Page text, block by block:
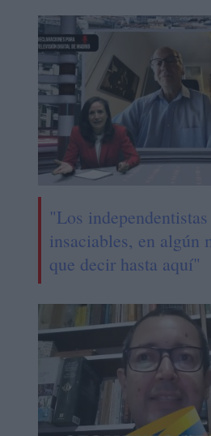
"Los
insaciables, en algún
que decir hasta aquí"